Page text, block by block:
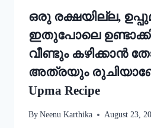
ഒരു രക്ഷയില്ല,
ഇതുപോലെ
വീണ്ടും കഴിക്കാൻ
അത്രയും രുചിയാണേ!
Upma Recipe
By Neenu Karthika August 23,